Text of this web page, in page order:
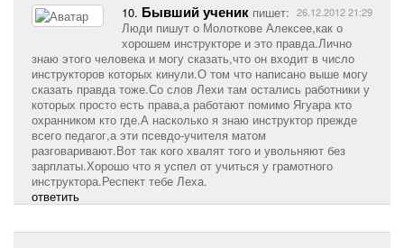
26.12.2012 21:29
10. Бывший ученик пишет:
Люди пишут о Молоткове Алексее,как о
хорошем инструкторе и это правда.Лично
знаю этого человека и могу сказать,что он входит в число
инструкторов которых кинули.О том что написано выше могу
сказать правда тоже.Со слов Лехи там остались работники у
которых просто есть права,а работают помимо Ягуара кто
охранником кто где.А насколько я знаю инструктор прежде
всего педагог,а эти псевдо-учителя матом
разговаривают.Вот так кого хвалят того и увольняют без
зарплаты.Хорошо что я успел от учиться у грамотного
инструктора.Респект тебе Леха.
ответить